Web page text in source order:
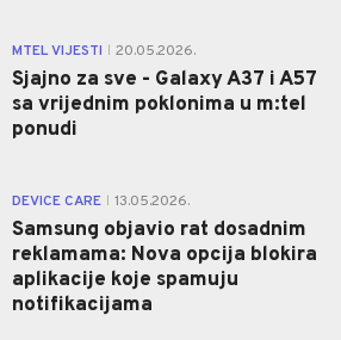
MTEL VIJESTI 20.05.2026.
Sjajno za sve - Galaxy A37 i A57
sa vrijednim poklonima u m:tel
ponudi
DEVICE CARE 13.05.2026.
Samsung objavio rat dosadnim
reklamama: Nova opcija blokira
aplikacije koje spamuju
notifikacijama